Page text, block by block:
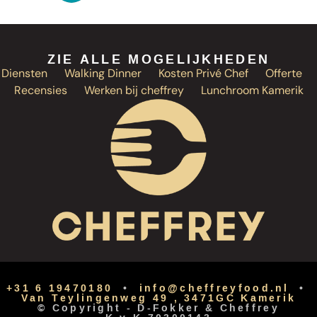
ZIE ALLE MOGELIJKHEDEN
Diensten Walking Dinner Kosten Privé Chef
Offerte
Recensies
Werken bij cheffrey Lunchroom Kamerik
+31 6 19470180 • info@cheffreyfood.nl •
Van Teylingenweg 49 , 3471GC Kamerik
© Copyright -D-Fokker&Cheffrey